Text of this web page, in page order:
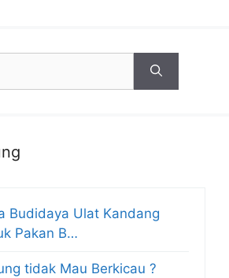
Budidaya Ulat Kandang
Pakan B…
tidak Mau Berkicau ?